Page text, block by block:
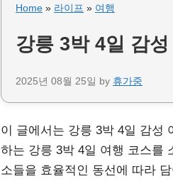
Home » 라이프 » 여행
강릉 3박 4일 감
2025년 08월 25일 by 휴가중
이 글에서는 강릉 3박 4일 감성
하는 강릉 3박 4일 여행 코스를
소들을 효율적인 동선에 따라